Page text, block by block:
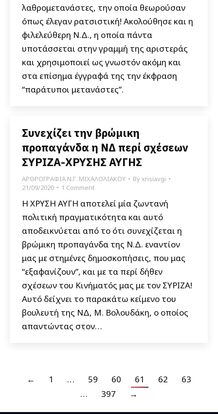
λαθρομετανάστες, την οποία θεωρούσαν
όπως έλεγαν ρατσιστική! Ακολούθησε και η
φιλελεύθερη Ν.Δ., η οποία πάντα
υποτάσσεται στην γραμμή της αριστεράς
και χρησιμοποιεί ως γνωστόν ακόμη και
στα επίσημα έγγραφά της την έκφραση
“παράτυποι μετανάστες”.
Συνεχίζει την βρώμικη
προπαγάνδα η ΝΔ περί σχέσεων
ΣΥΡΙΖΑ-ΧΡΥΣΗΣ ΑΥΓΗΣ
ΑΡΘΡΟΓΡΑΦΙΑ Ν.Γ. ΜΙΧΑΛΟΛΙΑΚΟΥ Byxrisiavgi
21/09/2020
1 Comment
Η ΧΡΥΣΗ ΑΥΓΗ αποτελεί μία ζωντανή
πολιτική πραγματικότητα και αυτό
αποδεικνύεται από το ότι συνεχίζεται η
βρώμικη προπαγάνδα της Ν.Δ. εναντίον
μας με στημένες δημοσκοπήσεις, που μας
“εξαφανίζουν”, και με τα περί δήθεν
σχέσεων του Κινήματός μας με τον ΣΥΡΙΖΑ!
Αυτό δείχνει το παρακάτω κείμενο του
βουλευτή της ΝΔ, Μ. Βολουδάκη, ο οποίος
απαντώντας στον…
← 1 … 59 60 61 62
63
…
397 →